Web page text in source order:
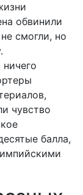
обвинили
смогли, но
чувство
балла,